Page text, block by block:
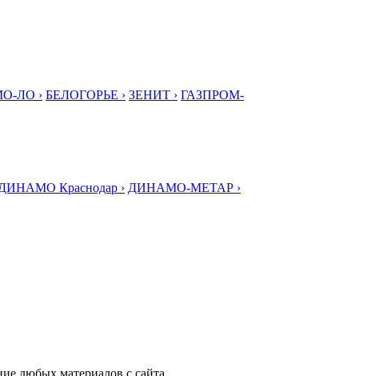
ЛО › БЕЛОГОРЬЕ › ЗЕНИТ › ГАЗПРОМ-
Краснодар › ДИНАМО-МЕТАР ›
любых материалов с сайта